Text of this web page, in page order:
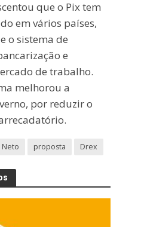
que o Pix tem
em vários países,
o sistema de
e
de trabalho.
melhorou a
por reduzir o
Neto proposta Drex